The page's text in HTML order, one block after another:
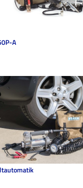
A
Abschaltautomatik